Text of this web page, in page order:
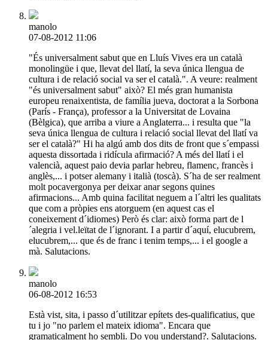
manolo
07-08-2012 11:06
"És universalment sabut que en Lluís Vives era un català
monolingüe i que, llevat del llatí, la seva única llengua de
cultura i de relació social va ser el català.". A veure: realment
"és universalment sabut" això? El més gran humanista
europeu renaixentista, de família jueva, doctorat a la Sorbona
(París - França), professor a la Universitat de Lovaina
(Bèlgica), que arriba a viure a Anglaterra... i resulta que "la
seva única llengua de cultura i relació social llevat del llatí va
ser el català?" Hi ha algú amb dos dits de front que s´empassi
aquesta dissortada i ridícula afirmació? A més del llatí i el
valencià, aquest paio devia parlar hebreu, flamenc, francès i
anglès,... i potser alemany i italià (toscà). S´ha de ser realment
molt pocavergonya per deixar anar segons quines
afirmacions... Amb quina facilitat neguem a l´altri les qualitats
que com a pròpies ens atorguem (en aquest cas el
coneixement d´idiomes) Però és clar: això forma part de l
´alegria i vel.leïtat de l´ignorant. I a partir d´aquí, elucubrem,
elucubrem,... que és de franc i tenim temps,... i el google a
mà. Salutacions.
manolo
06-08-2012 16:53
Està vist, sita, i passo d´utilitzar epítets des-qualificatius, que
tu i jo "no parlem el mateix idioma". Encara que
gramaticalment ho sembli. Do you understand?. Salutacions.